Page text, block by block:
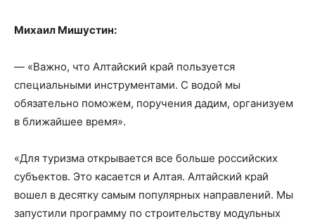
Михаил Мишустин:
— «Важно, что Алтайский край пользуется
специальными инструментами. С водой мы
обязательно поможем, поручения дадим, организуем
в ближайшее время».
«Для туризма открывается все больше российских
субъектов. Это касается и Алтая. Алтайский край
вошел в десятку самым популярных направлений. Мы
запустили программу по строительству модульных